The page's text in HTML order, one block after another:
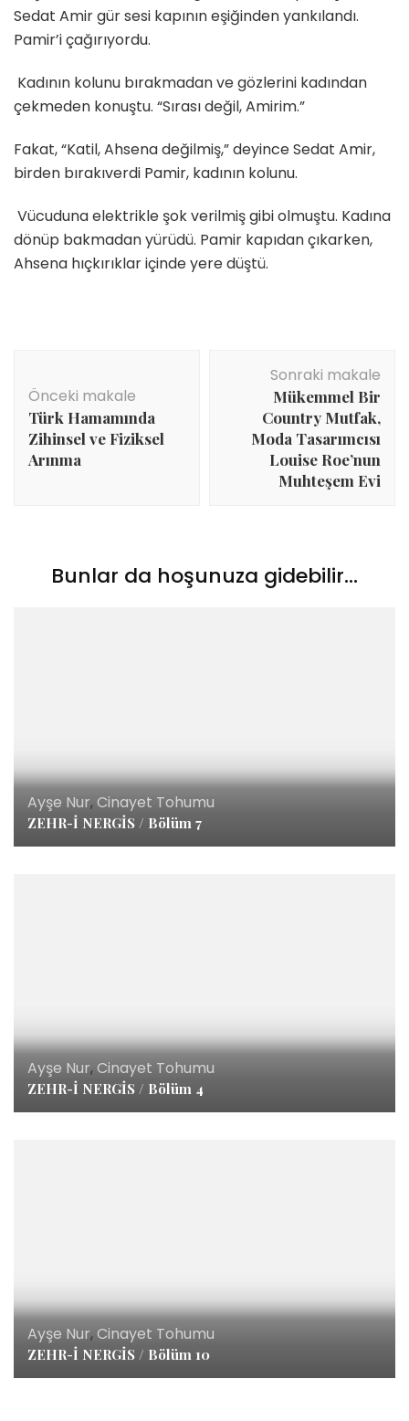
Sedat Amir gür sesi kapının eşiğinden yankılandı.
Pamir’i çağırıyordu.
Kadının kolunu bırakmadan ve gözlerini kadından
çekmeden konuştu. “Sırası değil, Amirim.”
Fakat, “Katil, Ahsena değilmiş,” deyince Sedat Amir,
birden bırakıverdi Pamir, kadının kolunu.
Vücuduna elektrikle şok verilmiş gibi olmuştu. Kadına
dönüp bakmadan yürüdü. Pamir kapıdan çıkarken,
Ahsena hıçkırıklar içinde yere düştü.
dolaşımı
Önceki makale
Türk Hamamında
Zihinsel ve Fiziksel
Arınma
Sonraki makale
Mükemmel Bir
Country Mutfak,
Moda Tasarımcısı
Louise Roe’nun
Muhteşem Evi
Bunlar da hoşunuza gidebilir...
Ayşe Nur,Cinayet Tohumu
ZEHR-İ NERGİS / Bölüm 7
Ayşe Nur,Cinayet Tohumu
ZEHR-İ NERGİS / Bölüm 4
Ayşe Nur,Cinayet Tohumu
ZEHR-İ NERGİS / Bölüm 10